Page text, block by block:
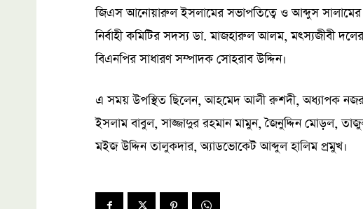
জিএস আনোয়ারুল ইসলামের সভাপতিত্বে ও আব্দুস সালামের
নির্বাহী কমিটির সদস্য ডা. মাজহারুল আলম, মৎস্যজীবী
বিএনপির সাধারণ সম্পাদক সোহরাব উদ্দিন।
এ সময় উপস্থিত ছিলেন, আহমেদ আলী রুশদী, অধ্যাপক
ইসলাম বাবুল, সাজ্জাদুর রহমান মামুন, জৈনুদ্দিন মোড়ল,
মইজ উদ্দিন তালুকদার, অ্যাডভোকেট আব্দুল হালিম প্রমুখ।